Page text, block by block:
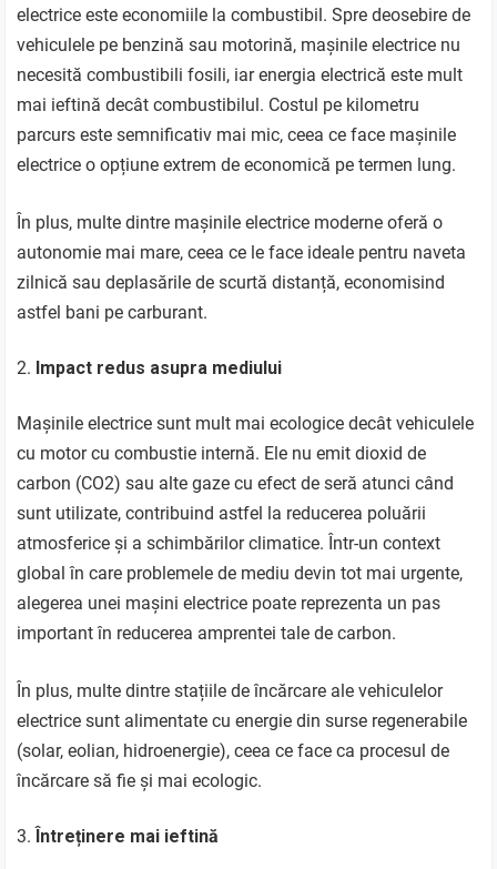
electrice este economiile la combustibil. Spre deosebire de
vehiculele pe benzină sau motorină, mașinile electrice nu
necesită combustibili fosili, iar energia electrică este mult
mai ieftină decât combustibilul. Costul pe kilometru
parcurs este semnificativ mai mic, ceea ce face mașinile
electrice o opțiune extrem de economică pe termen lung.
În plus, multe dintre mașinile electrice moderne oferă o
autonomie mai mare, ceea ce le face ideale pentru naveta
zilnică sau deplasările de scurtă distanță, economisind
astfel bani pe carburant.
Impact redus asupra mediului
Mașinile electrice sunt mult mai ecologice decât vehiculele
cu motor cu combustie internă. Ele nu emit dioxid de
carbon (CO2) sau alte gaze cu efect de seră atunci când
sunt utilizate, contribuind astfel la reducerea poluării
atmosferice și a schimbărilor climatice. Într-un context
global în care problemele de mediu devin tot mai urgente,
alegerea unei mașini electrice poate reprezenta un pas
important în reducerea amprentei tale de carbon.
În plus, multe dintre stațiile de încărcare ale vehiculelor
electrice sunt alimentate cu energie din surse regenerabile
(solar, eolian, hidroenergie), ceea ce face ca procesul de
încărcare să fie și mai ecologic.
Întreținere mai ieftină